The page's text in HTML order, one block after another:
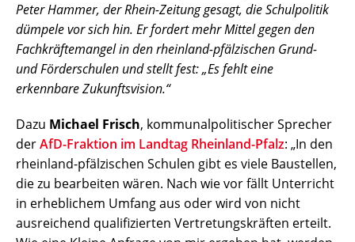
Peter Hammer, der Rhein-Zeitung gesagt, die Schulpolitik
dümpele vor sich hin. Er fordert mehr Mittel gegen den
Fachkräftemangel in den rheinland-pfälzischen Grund-
und Förderschulen und stellt fest: „Es fehlt eine
erkennbare Zukunftsvision.“
Dazu Michael Frisch, kommunalpolitischer Sprecher
derAfD-Fraktion im Landtag Rheinland-Pfalz: „In den
rheinland-pfälzischen Schulen gibt es viele Baustellen,
die zu bearbeiten wären. Nach wie vor fällt Unterricht
in erheblichem Umfang aus oder wird von nicht
ausreichend qualifizierten Vertretungskräften erteilt.